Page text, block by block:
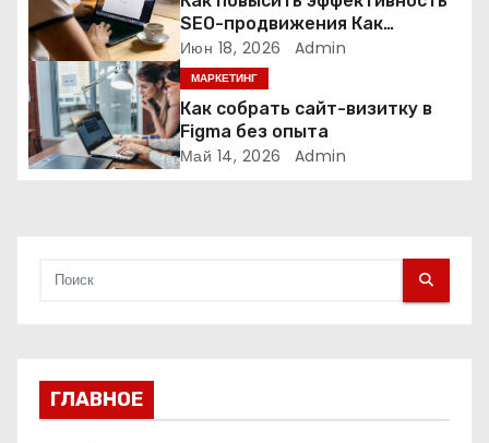
п
и
с
я
SEO-продвижения Как
повысить эффективность SEO-
продвижения в 2026 году
Июн 18, 2026 Admin
МАРКЕТИНГ
Как собрать сайт-визитку в
Figma без опыта
Май 14, 2026 Admin
ГЛАВНОЕ